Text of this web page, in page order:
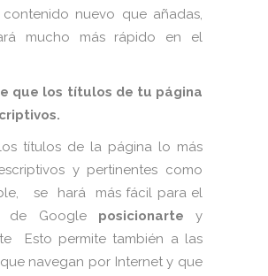
nuevo que añadas,
mucho más rápido en el
que los títulos de tu página
títulos de la página lo más
y pertinentes como
se hará más fácil para el
de Google posicionarte y
Esto permite también a las
navegan por Internet y que